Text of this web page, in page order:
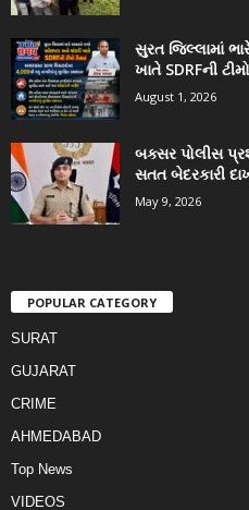
સુરત જિલ્લામાં
ખાતે SDRFની
August 1, 2026
બક્સર પોલીસ
સતત બેદરકારી
May 9, 2026
POPULAR CATEGORY
SURAT
GUJARAT
CRIME
AHMEDABAD
Top News
VIDEOS